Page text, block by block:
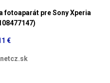
fotoaparát pre Sony Xperia
€